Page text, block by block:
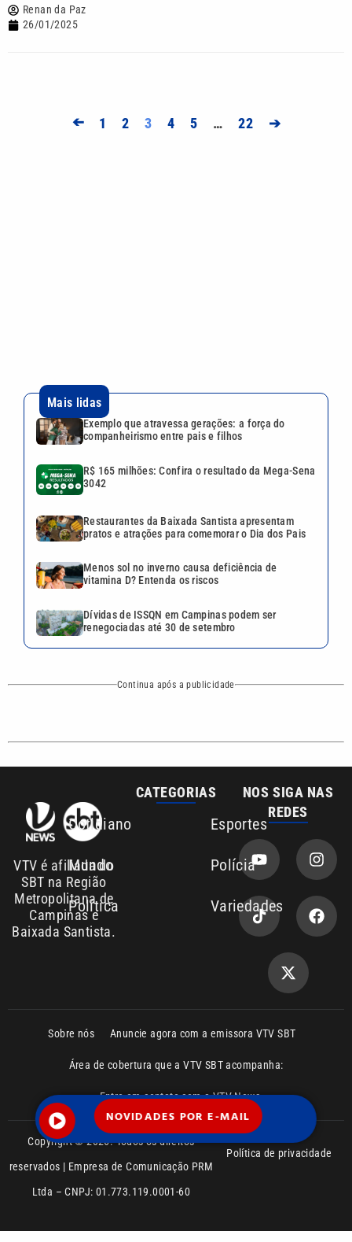
NOVIDADES POR E-MAIL
Renan da Paz
26/01/2025
➔ 1 2 3 4 5 … 22 ➔
vitamina D? Entenda os riscos
Dívidas de ISSQN em Campinas podem ser
renegociadas até 30 de setembro
VTV é afiliada do
SBT na Região
Cotidiano Esportes
Mundo Polícia
REDES
Anuncie agora com a emissora VTV SBT
Área de cobertura que a VTV SBT acompanha:
Entre em contato com a VTV News
Copyright © 2026. Todos os direitos
reservados | Empresa de Comunicação PRM
Política de privacidade